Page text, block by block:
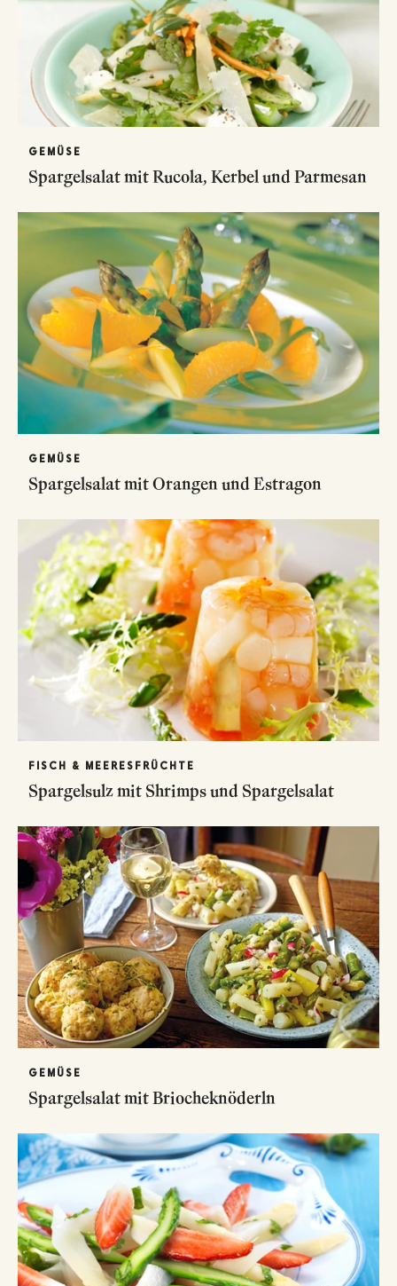
GEMÜSE
Spargelsalat mit Rucola, Kerbel und Parmesan
GEMÜSE
Spargelsalat mit Orangen und Estragon
FISCH & MEERESFRÜCHTE
Spargelsulz mit Shrimps und Spargelsalat
GEMÜSE
Spargelsalat mit Briocheknöderln